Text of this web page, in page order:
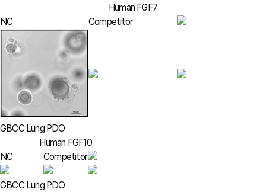
Human FGF7
NC
Competitor
GBCC Lung PDO
Human FGF10
NC
Competitor
GBCC Lung PDO